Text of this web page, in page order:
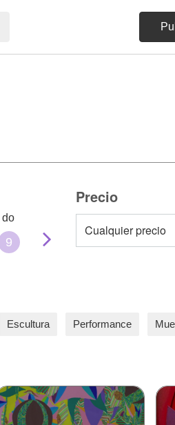
do
9 10
Precio
Escultura Performance